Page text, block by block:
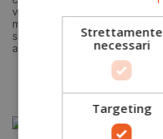
versatilità e rendimento nelle
manovre su corda. Ideale per
soccorso in crepaccio,
autosoccorso e recupero.
Aggiungi
al carrello
Strettamente
necessari
Targeting